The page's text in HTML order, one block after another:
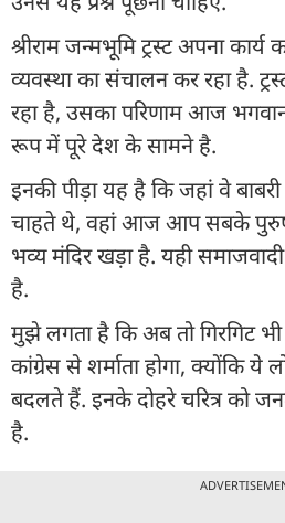
श्रीराम जन्मभूमि ट्रस्ट अपना
व्यवस्था का संचालन कर रहा है.
रहा है, उसका परिणाम आज
रूप में पूरे देश के सामने है.
इनकी पीड़ा यह है कि जहां वे
चाहते थे, वहां आज आप सबके
भव्य मंदिर खड़ा है. यही समाजवादी
है.
मुझे लगता है कि अब तो गिरगिट भी
कांग्रेस से शर्माता होगा, क्योंकि
बदलते हैं. इनके दोहरे चरित्र को
है.